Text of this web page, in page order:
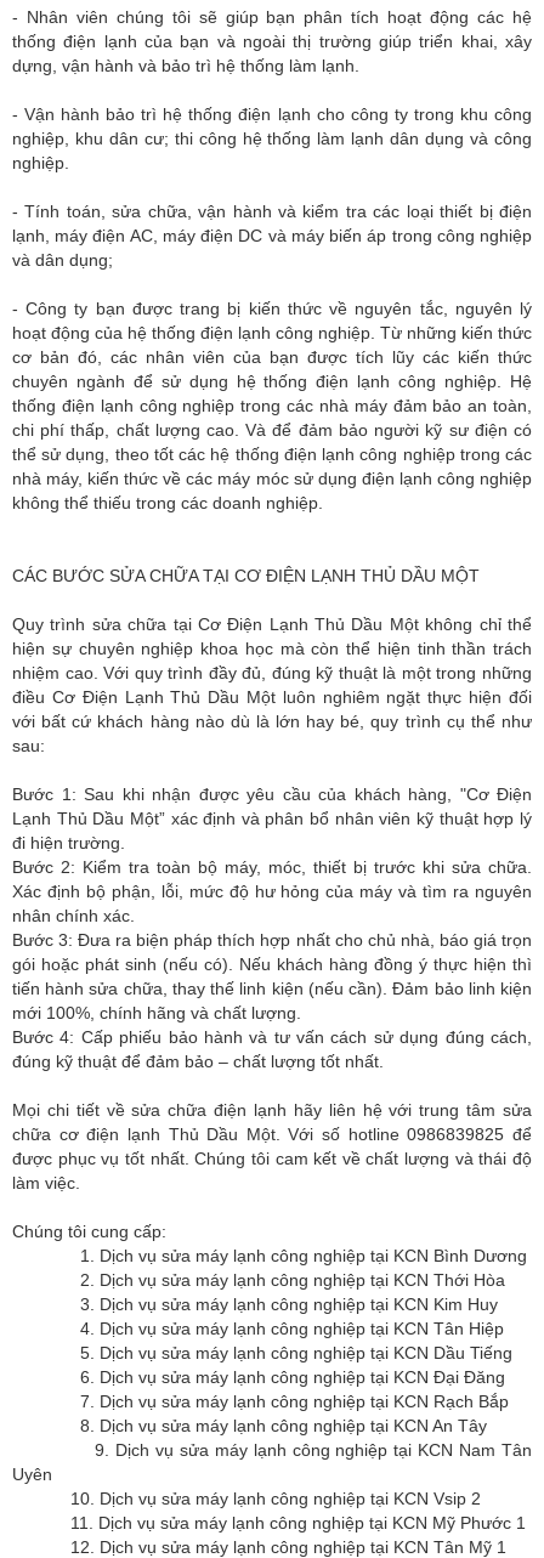
- Nhân viên chúng tôi sẽ giúp bạn phân tích hoạt động các hệ
thống điện lạnh của bạn và ngoài thị trường giúp triển khai, xây
dựng, vận hành và bảo trì hệ thống làm lạnh.
- Vận hành bảo trì hệ thống điện lạnh cho công ty trong khu công
nghiệp, khu dân cư; thi công hệ thống làm lạnh dân dụng và công
nghiệp.
- Tính toán, sửa chữa, vận hành và kiểm tra các loại thiết bị điện
lạnh, máy điện AC, máy điện DC và máy biến áp trong công nghiệp
và dân dụng;
- Công ty bạn được trang bị kiến thức về nguyên tắc, nguyên lý
hoạt động của hệ thống điện lạnh công nghiệp. Từ những kiến thức
cơ bản đó, các nhân viên của bạn được tích lũy các kiến thức
chuyên ngành để sử dụng hệ thống điện lạnh công nghiệp. Hệ
thống điện lạnh công nghiệp trong các nhà máy đảm bảo an toàn,
chi phí thấp, chất lượng cao. Và để đảm bảo người kỹ sư điện có
thể sử dụng, theo tốt các hệ thống điện lạnh công nghiệp trong các
nhà máy, kiến thức về các máy móc sử dụng điện lạnh công nghiệp
không thể thiếu trong các doanh nghiệp.
CÁC BƯỚC SỬA CHỮA TẠI CƠ ĐIỆN LẠNH THỦ DẦU MỘT
Quy trình sửa chữa tại Cơ Điện Lạnh Thủ Dầu Một không chỉ thể
hiện sự chuyên nghiệp khoa học mà còn thể hiện tinh thần trách
nhiệm cao. Với quy trình đầy đủ, đúng kỹ thuật là một trong những
điều Cơ Điện Lạnh Thủ Dầu Một luôn nghiêm ngặt thực hiện đối
với bất cứ khách hàng nào dù là lớn hay bé, quy trình cụ thể như
sau:
Bước 1: Sau khi nhận được yêu cầu của khách hàng, "Cơ Điện
Lạnh Thủ Dầu Một” xác định và phân bổ nhân viên kỹ thuật hợp lý
đi hiện trường.
Bước 2: Kiểm tra toàn bộ máy, móc, thiết bị trước khi sửa chữa.
Xác định bộ phận, lỗi, mức độ hư hỏng của máy và tìm ra nguyên
nhân chính xác.
Bước 3: Đưa ra biện pháp thích hợp nhất cho chủ nhà, báo giá trọn
gói hoặc phát sinh (nếu có). Nếu khách hàng đồng ý thực hiện thì
tiến hành sửa chữa, thay thế linh kiện (nếu cần). Đảm bảo linh kiện
mới 100%, chính hãng và chất lượng.
Bước 4: Cấp phiếu bảo hành và tư vấn cách sử dụng đúng cách,
đúng kỹ thuật để đảm bảo – chất lượng tốt nhất.
Mọi chi tiết về sửa chữa điện lạnh hãy liên hệ với trung tâm sửa
chữa cơ điện lạnh Thủ Dầu Một. Với số hotline 0986839825 để
được phục vụ tốt nhất. Chúng tôi cam kết về chất lượng và thái độ
làm việc.
Chúng tôi cung cấp:
1. Dịch vụ sửa máy lạnh công nghiệp tại KCN Bình Dương
2. Dịch vụ sửa máy lạnh công nghiệp tại KCN Thới Hòa
3. Dịch vụ sửa máy lạnh công nghiệp tại KCN Kim Huy
4. Dịch vụ sửa máy lạnh công nghiệp tại KCN Tân Hiệp
5. Dịch vụ sửa máy lạnh công nghiệp tại KCN Dầu Tiếng
6. Dịch vụ sửa máy lạnh công nghiệp tại KCN Đại Đăng
7. Dịch vụ sửa máy lạnh công nghiệp tại KCN Rạch Bắp
8. Dịch vụ sửa máy lạnh công nghiệp tại KCN An Tây
9. Dịch vụ sửa máy lạnh công nghiệp tại KCN Nam Tân
Uyên
10. Dịch vụ sửa máy lạnh công nghiệp tại KCN Vsip 2
11. Dịch vụ sửa máy lạnh công nghiệp tại KCN Mỹ Phước 1
12. Dịch vụ sửa máy lạnh công nghiệp tại KCN Tân Mỹ 1